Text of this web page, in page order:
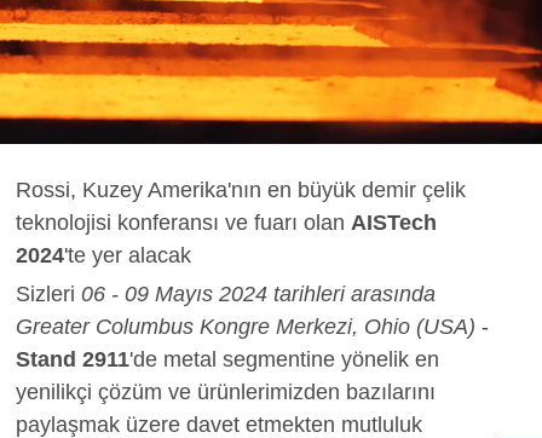
Rossi, Kuzey Amerika'nın en büyük demir çelik
teknolojisi konferansı ve fuarı olan AISTech
2024'te yer alacak
Sizleri 06 - 09 Mayıs 2024 tarihleri arasında
Greater Columbus Kongre Merkezi, Ohio (USA) -
Stand 2911'de metal segmentine yönelik en
yenilikçi çözüm ve ürünlerimizden bazılarını
paylaşmak üzere davet etmekten mutluluk